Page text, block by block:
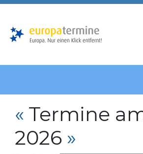
« Termine
2026 »